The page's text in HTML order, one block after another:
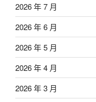
2026 年 7 月
2026 年 6 月
2026 年 5 月
2026 年 4 月
2026 年 3 月